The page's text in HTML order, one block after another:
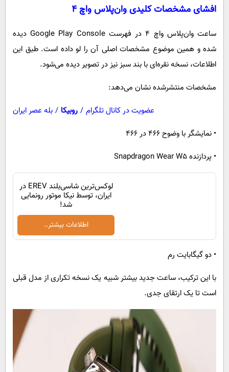
سلامت
اجتماعی
افشای مشخصات کلیدی وان‌پلاس واچ ۴
ساعت وان‌پلاس واچ ۴ در فهرست Google Play Console دیده
شده و همین موضوع مشخصات اصلی آن را لو داده است. طبق این
اطلاعات، نسخه نقره‌ای با بند سبز نیز در تصویر دیده می‌شود.
مشخصات منتشرشده نشان می‌دهد:
عضویت در کانال تلگرام / روبیکا / بله عصر ایران
• نمایشگر با وضوح 466 در 466
• پردازنده Snapdragon Wear W5
لوکس‌ترین شاسی‌بلند EREV در
ایران، توسط نیکا موتور رونمایی
شد!
اطلاعات بیشتر..
• دو گیگابایت رم
با این ترکیب، ساعت جدید بیشتر شبیه یک نسخه تکراری از مدل قبلی
است تا یک ارتقای جدی.